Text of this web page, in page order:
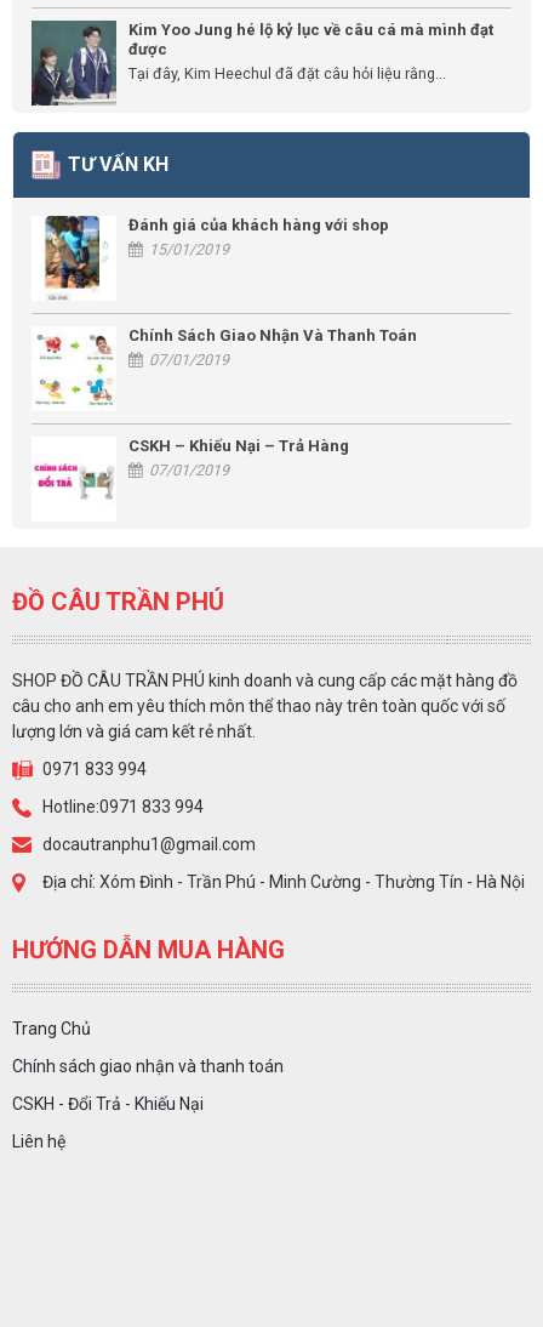
Kim Yoo Jung hé lộ kỷ lục về câu cá mà mình đạt
được
Tại đây, Kim Heechul đã đặt câu hỏi liệu rằng...
TƯ VẤN KH
Đánh giá của khách hàng với shop
15/01/2019
Chính Sách Giao Nhận Và Thanh Toán
07/01/2019
CSKH – Khiếu Nại – Trả Hàng
07/01/2019
ĐỒ CÂU TRẦN PHÚ
SHOP ĐỒ CÂU TRẦN PHÚ kinh doanh và cung cấp các mặt hàng đồ
câu cho anh em yêu thích môn thể thao này trên toàn quốc với số
lượng lớn và giá cam kết rẻ nhất.
0971 833 994
Hotline:0971 833 994
docautranphu1@gmail.com
Địa chỉ: Xóm Đình - Trần Phú - Minh Cường - Thường Tín - Hà Nội
HƯỚNG DẪN MUA HÀNG
Trang Chủ
Chính sách giao nhận và thanh toán
CSKH - Đổi Trả - Khiếu Nại
Liên hệ